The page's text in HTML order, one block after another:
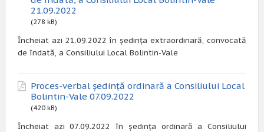
21.09.2022
(278 kB)
Încheiat azi 21.09.2022 în ședința extraordinară, convocată
de îndată, a Consiliului Local Bolintin-Vale
Proces-verbal ședință ordinară a Consiliului Local
Bolintin-Vale 07.09.2022
(420 kB)
Încheiat azi 07.09.2022 în ședința ordinară a Consiliului